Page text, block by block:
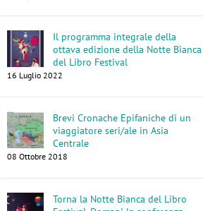
Il programma integrale della
ottava edizione della Notte Bianca
del Libro Festival
16 Luglio 2022
Brevi Cronache Epifaniche di un
viaggiatore seri/ale in Asia
Centrale
08 Ottobre 2018
Torna la Notte Bianca del Libro